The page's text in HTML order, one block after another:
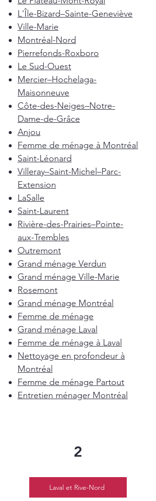
L'Île-Bizard–Sainte-Geneviève
Ville-Marie
Montréal-Nord
Pierrefonds-Roxboro
Le Sud-Ouest
Mercier–Hochelaga-
Maisonneuve
Côte-des-Neiges–Notre-
Dame-de-Grâce
Anjou
Femme de ménage à Montréal
Saint-Léonard
Villeray–Saint-Michel–Parc-
Extension
LaSalle
Saint-Laurent
Rivière-des-Prairies–Pointe-
aux-Trembles
Outremont
Grand ménage Verdun
Grand ménage Ville-Marie
Rosemont
Grand ménage Montréal
Femme de ménage
Grand ménage Laval
Femme de ménage à Laval
Nettoyage en profondeur à
Montréal
Femme de ménage Partout
Entretien ménager Montréal
2
Laval et Rive-Nord